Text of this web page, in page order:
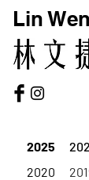
Lin
2025
2020